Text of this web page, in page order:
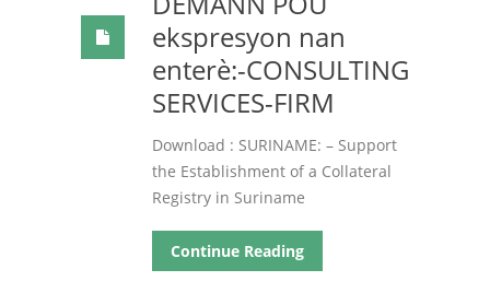
ekspresyon nan
enterè:-CONSULTING
SERVICES-FIRM
Download : SURINAME: – Support
the Establishment of a Collateral
Registry in Suriname
Continue Reading